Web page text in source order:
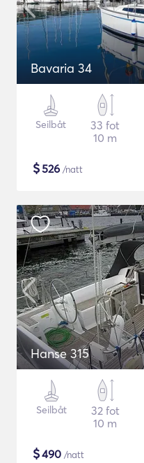
Bavaria 34
Seilbåt
33 fot
10 m
$526 /natt
Hanse 315
Seilbåt
32 fot
10 m
$490 /natt